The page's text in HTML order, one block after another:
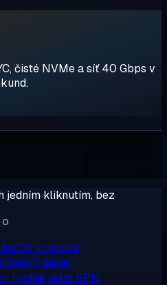
čisté NVMe a síť 40 Gbps v
jedním kliknutím, bez
v cloudu
panel
rychlé jádro VPN